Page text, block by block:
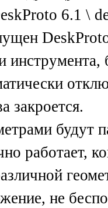
6.1 \
закроется.
будут
работает,
не